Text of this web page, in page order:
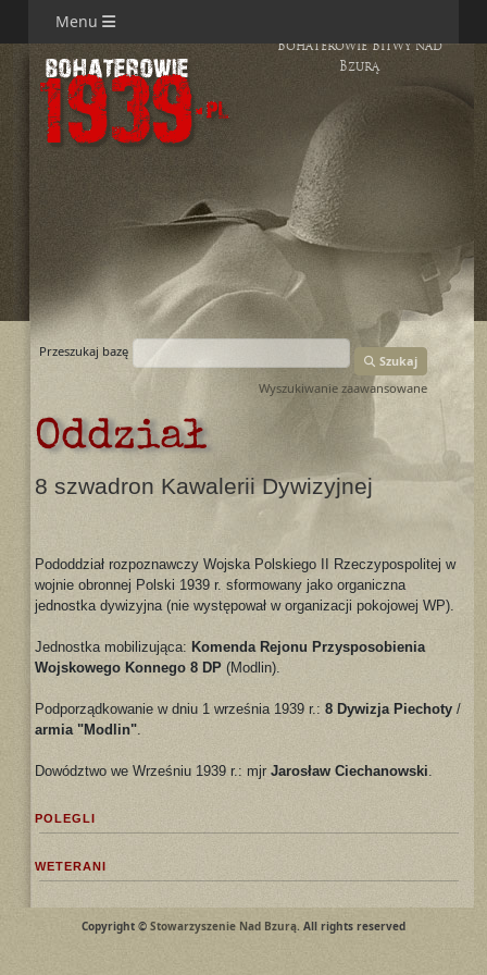
Menu
Bohaterowie Bitwy nad
Bzurą
Przeszukaj bazę
Szukaj
Wyszukiwanie zaawansowane
Oddział
8 szwadron Kawalerii Dywizyjnej
Pododdział rozpoznawczy Wojska Polskiego II Rzeczypospolitej w
wojnie obronnej Polski 1939 r. sformowany jako organiczna
jednostka dywizyjna (nie występował w organizacji pokojowej WP).
Jednostka mobilizująca: Komenda Rejonu Przysposobienia
Wojskowego Konnego 8 DP (Modlin).
Podporządkowanie w dniu 1 września 1939 r.: 8 Dywizja Piechoty /
armia "Modlin".
Dowództwo we Wrześniu 1939 r.: mjr Jarosław Ciechanowski.
POLEGLI
WETERANI
Copyright © Stowarzyszenie Nad Bzurą. All rights reserved